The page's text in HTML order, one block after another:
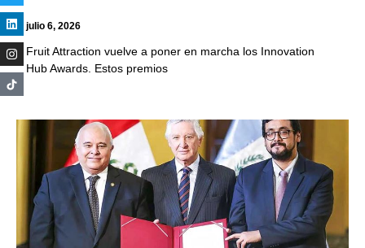
julio 6, 2026
Fruit Attraction vuelve a poner en marcha los Innovation
Hub Awards. Estos premios